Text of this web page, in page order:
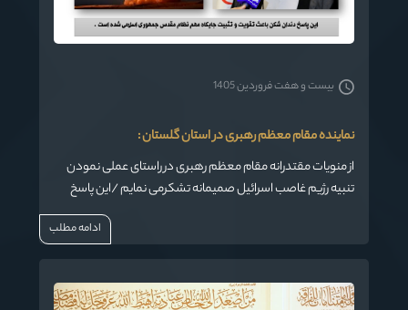
نماینده مقام معظم رهبری در استان گلستان :
از منویات مقتدرانه مقام معظم رهبری در راستای عملی نمودن
تنبیه رژیم غاصب اسرائیل صمیمانه تشکرمی نمایم /این پاسخ
دندان شکن باعث تقویت و تثبیت جایگاه مهم نظام مقدس
بیست و هفت فروردین 1405
ادامه مطلب